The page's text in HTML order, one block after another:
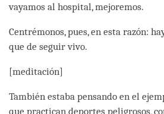
vayamos al hospital, mejoremos.
Centrémonos, pues, en esta razón:
que de seguir vivo.
[meditación]
También estaba pensando en el
que practican deportes peligrosos,